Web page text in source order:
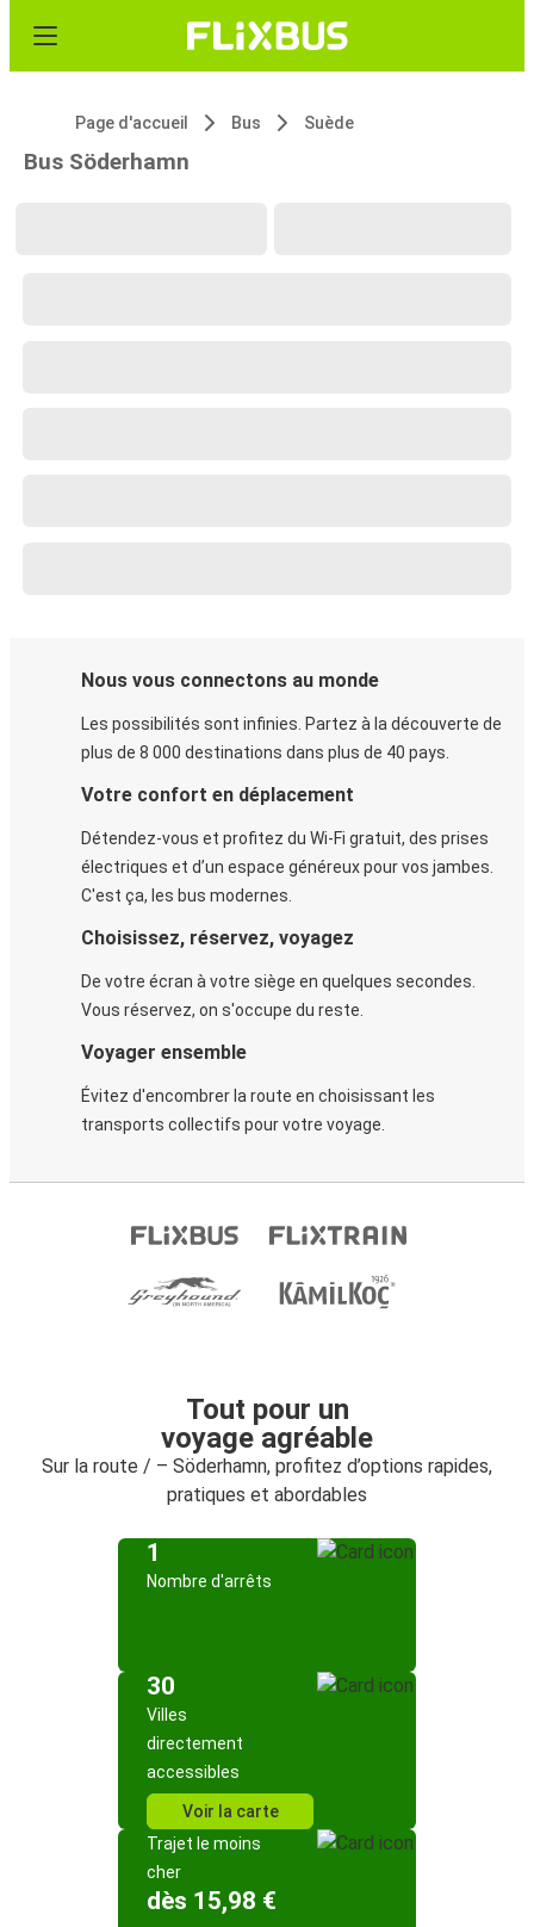
Page d'accueil Bus Suède
Bus Söderhamn
Nous vous connectons au monde
Les possibilités sont infinies. Partez à la découverte de
plus de 8 000 destinations dans plus de 40 pays.
Votre confort en déplacement
Détendez-vous et profitez du Wi-Fi gratuit, des prises
électriques et d’un espace généreux pour vos jambes.
C'est ça, les bus modernes.
Choisissez, réservez, voyagez
De votre écran à votre siège en quelques secondes.
Vous réservez, on s'occupe du reste.
Voyager ensemble
Évitez d'encombrer la route en choisissant les
transports collectifs pour votre voyage.
Tout pour un
voyage agréable
Sur la route / – Söderhamn, profitez d’options rapides,
pratiques et abordables
1
Nombre d'arrêts
30
Villes
directement
accessibles
Voir la carte
Trajet le moins
cher
dès 15,98 €